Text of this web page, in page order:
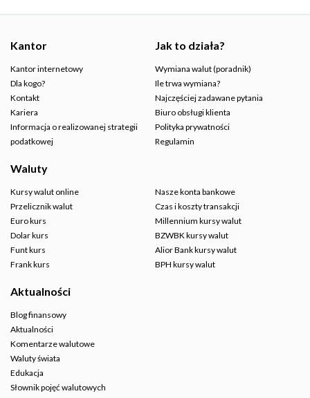
Kantor
Kantor internetowy
Dla kogo?
Kontakt
Kariera
Informacja o realizowanej strategii
podatkowej
Jak to działa?
Wymiana walut (poradnik)
Ile trwa wymiana?
Najczęściej zadawane pytania
Biuro obsługi klienta
Polityka prywatności
Regulamin
Waluty
Kursy walut online
Przelicznik walut
Euro kurs
Dolar kurs
Funt kurs
Frank kurs
Nasze konta bankowe
Czas i koszty transakcji
Millennium kursy walut
BZWBK kursy walut
Alior Bank kursy walut
BPH kursy walut
Aktualności
Blog finansowy
Aktualności
Komentarze walutowe
Waluty świata
Edukacja
Słownik pojęć walutowych